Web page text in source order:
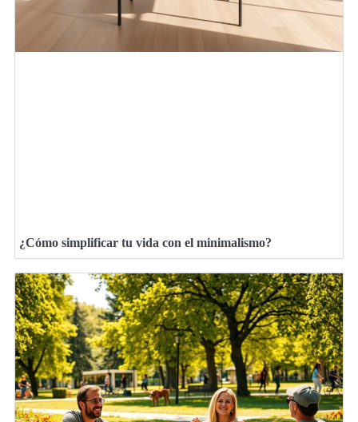
¿Cómo simplificar tu vida con el minimalismo?